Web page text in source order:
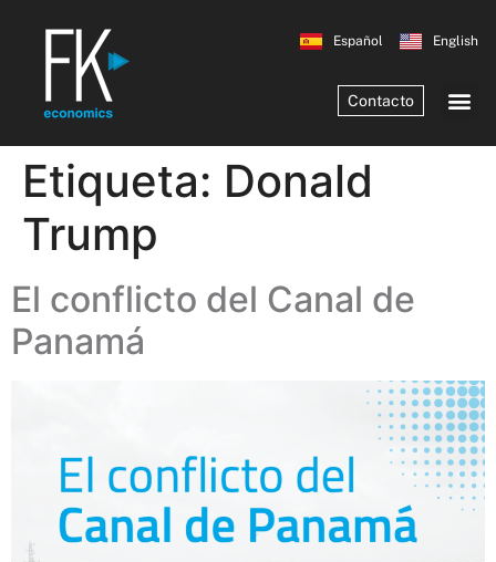
Español English
Contacto
Etiqueta: Donald
Trump
El conflicto del Canal de
Panamá